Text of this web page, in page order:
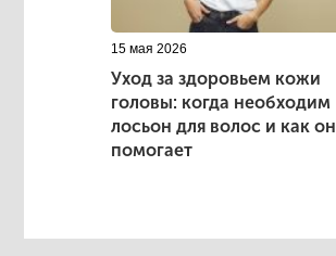
15 мая 2026
Уход за здоровьем кожи
головы: когда необходим
лосьон для волос и как он
помогает